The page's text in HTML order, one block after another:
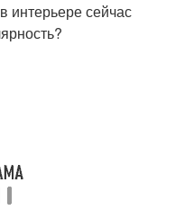
интерьере сейчас